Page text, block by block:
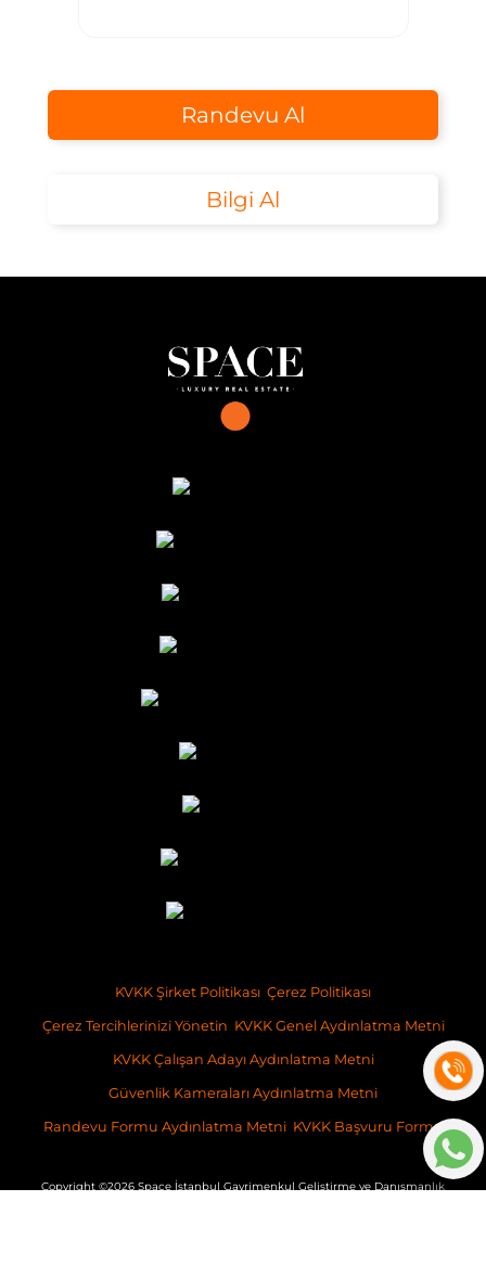
Randevu Al
Bilgi Al
KVKK Şirket Politikası Çerez Politikası
Çerez Tercihlerinizi Yönetin KVKK Genel Aydınlatma Metni
KVKK Çalışan Adayı Aydınlatma Metni
Güvenlik Kameraları Aydınlatma Metni
Randevu Formu Aydınlatma Metni KVKK Başvuru Formu
Copyright ©2026 Space İstanbul Gayrimenkul Geliştirme ve Danışmanlık